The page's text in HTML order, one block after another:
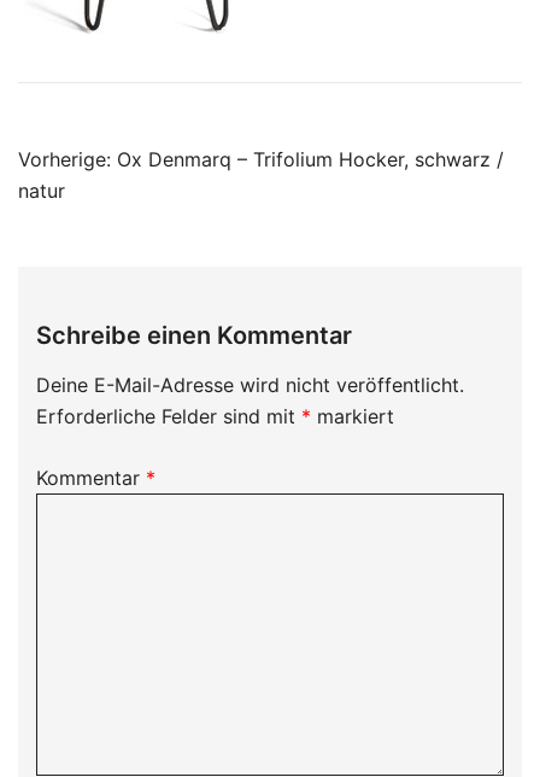
Beitragsnavigation
Vorherige: Ox Denmarq – Trifolium Hocker, schwarz /
natur
Schreibe einen Kommentar
Deine E-Mail-Adresse wird nicht veröffentlicht.
Erforderliche Felder sind mit * markiert
Kommentar *